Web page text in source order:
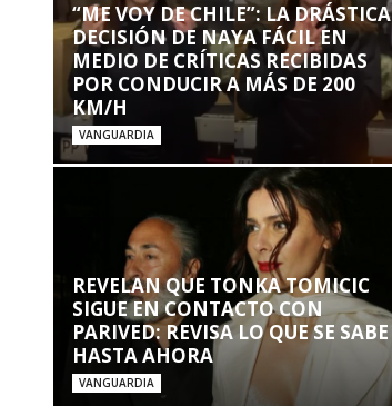
“ME VOY DE CHILE”: LA DRÁSTICA
DECISIÓN DE NAYA FÁCIL EN
MEDIO DE CRÍTICAS RECIBIDAS
POR CONDUCIR A MÁS DE 200
KM/H
VANGUARDIA
REVELAN QUE TONKA TOMICIC
SIGUE EN CONTACTO CON
PARIVED: REVISA LO QUE SE SABE
HASTA AHORA
VANGUARDIA